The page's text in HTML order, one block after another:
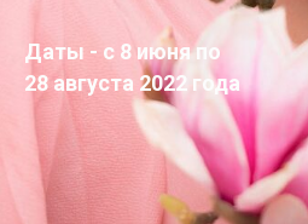
Даты - с 8 июня по
28 августа 2022 года